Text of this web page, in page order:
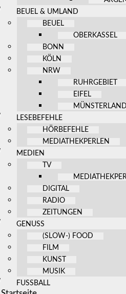
BEUEL & UMLAND
BEUEL
OBERKASSEL
BONN
KÖLN
NRW
RUHRGEBIET
EIFEL
MÜNSTERLAND
LESEBEFEHLE
HÖRBEFEHLE
MEDIATHEKPERLEN
MEDIEN
TV
DIGITAL
RADIO
ZEITUNGEN
GENUSS
(SLOW-) FOOD
FILM
KUNST
MUSIK
FUSSBALL